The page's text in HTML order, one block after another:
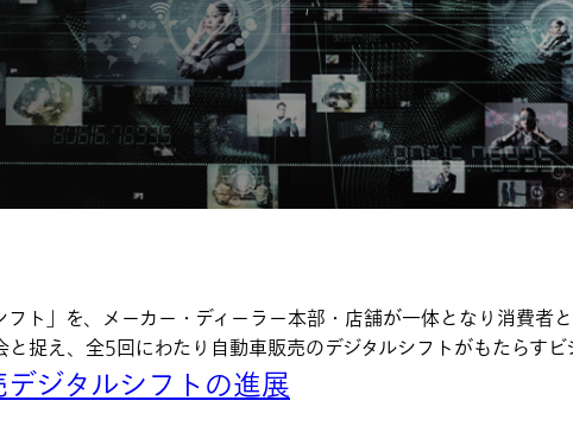
フト」を、メーカー・ディーラー本部・店舗が一体となり消費者
捉え、全5回にわたり自動車販売のデジタルシフトがもたらす
ジタルシフトの進展